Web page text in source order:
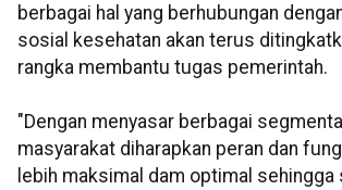
berbagai hal yang berhubungan
sosial kesehatan akan terus
rangka membantu tugas pemerintah.
"Dengan menyasar berbagai
masyarakat diharapkan peran dan
lebih maksimal dam optimal